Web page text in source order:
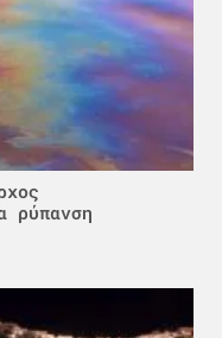
ρύπανση